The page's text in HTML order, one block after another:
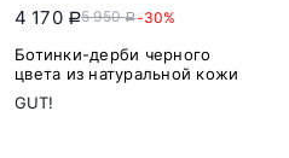
4 170 a5 950a-30%
Ботинки-дерби черного
цвета из натуральной кожи
GUT!